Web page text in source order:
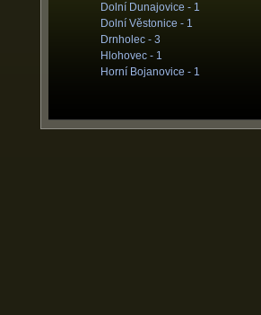
Dolní Dunajovice - 1
Dolní Věstonice - 1
Drnholec - 3
Hlohovec - 1
Horní Bojanovice - 1